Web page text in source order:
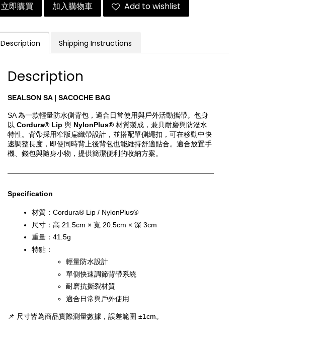
立即購買 加入購物車 Add to wishlist
Description Shipping Instructions
Description
SEALSON SA | SACOCHE BAG
SA 為一款輕量防水側背包，適合日常使用與戶外活動攜帶。包身
以 Cordura® Lip 與 NylonPlus® 材質製成，兼具耐磨與防潑水
特性。背帶採用窄版扁織帶設計，並搭配單側繩扣，可在移動中快
速調整長度，即使同時背上後背包也能維持舒適貼合。適合放置手
機、錢包與隨身小物，提供簡潔便利的收納方案。
Specification
材質：Cordura® Lip / NylonPlus®
尺寸：高 21.5cm × 寬 20.5cm × 深 3cm
重量：41.5g
特點：
輕量防水設計
單側快速調節背帶系統
耐磨抗撕裂材質
適合日常與戶外使用
📌 尺寸皆為商品實際測量數據，誤差範圍 ±1cm。